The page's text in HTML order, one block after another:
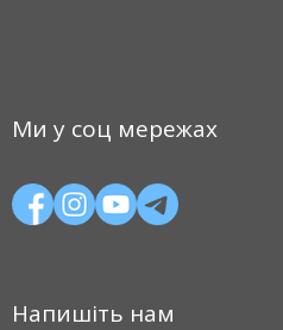
Ми у соц мережах
Напишіть нам